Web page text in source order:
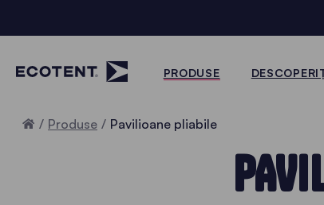
PRODUSE
Home
Produse Pavilioane pliabile